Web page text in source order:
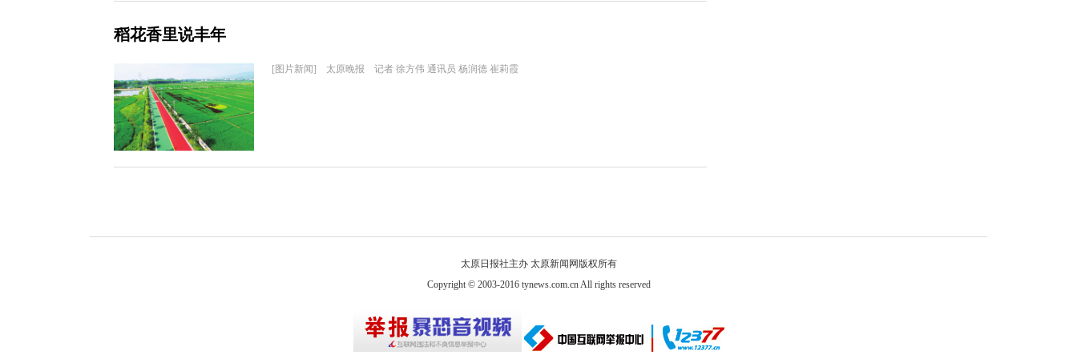
稻花香里说丰年
[图片新闻] 太原晚报 记者 徐方伟 通讯员 杨润德 崔莉霞
太原日报社主办 太原新闻网版权所有
Copyright © 2003-2016 tynews.com.cn All rights reserved